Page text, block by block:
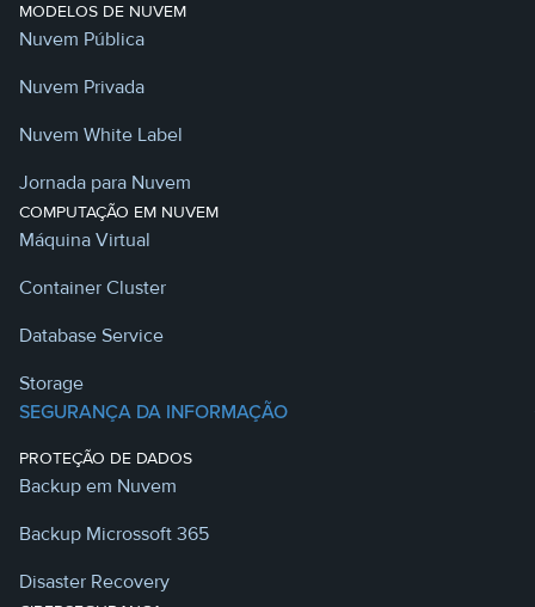
MODELOS DE NUVEM
Nuvem Pública
Nuvem Privada
Nuvem White Label
Jornada para Nuvem
COMPUTAÇÃO EM NUVEM
Máquina Virtual
Container Cluster
Database Service
Storage
SEGURANÇA DA INFORMAÇÃO
PROTEÇÃO DE DADOS
Backup em Nuvem
Backup Microssoft 365
Disaster Recovery